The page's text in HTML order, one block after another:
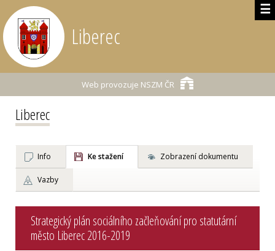
☰
Liberec
Web provozuje NSZM ČR
Liberec
Info Ke stažení Zobrazení dokumentu
Vazby
Strategický plán sociálního začleňování pro statutární
město Liberec 2016-2019